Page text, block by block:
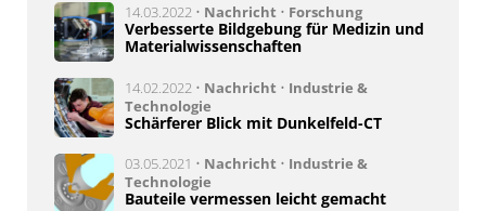
14.03.2022 • Nachricht • Forschung
Verbesserte Bildgebung für Medizin und
Materialwissenschaften
14.02.2022 • Nachricht • Industrie &
Technologie
Schärferer Blick mit Dunkelfeld-CT
03.05.2021 • Nachricht • Industrie &
Technologie
Bauteile vermessen leicht gemacht